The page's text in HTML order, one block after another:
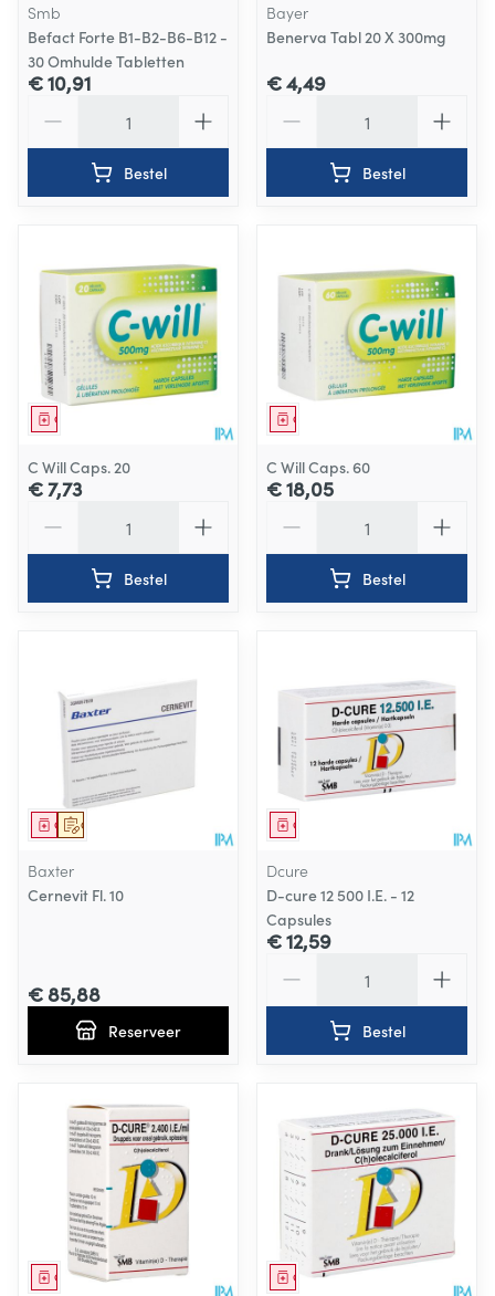
Smb
Befact Forte B1-B2-B6-B12 -
30 Omhulde Tabletten
€ 10,91
Bestel
Bayer
Benerva Tabl 20 X 300mg
€ 4,49
Bestel
Geneesmiddel
C Will Caps. 20
€ 7,73
Bestel
Geneesmiddel
C Will Caps. 60
€ 18,05
Bestel
Op voorschrift
Geneesmiddel
Baxter
Cernevit Fl. 10
€ 85,88
Reserveer
Geneesmiddel
Dcure
D-cure 12 500 I.E. - 12
Capsules
€ 12,59
Bestel
Geneesmiddel Geneesmiddel